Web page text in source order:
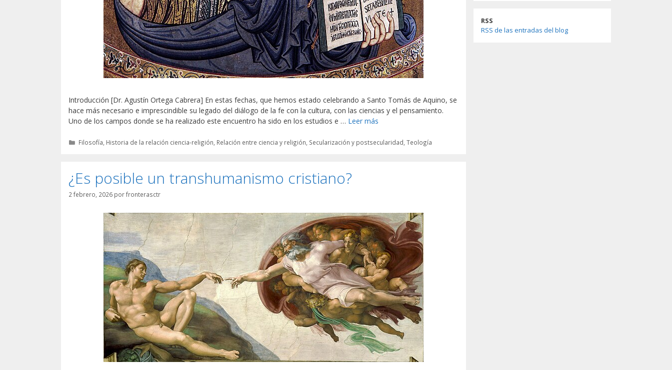
Introducción [Dr. Agustín Ortega Cabrera] En estas fechas, que hemos estado celebrando a Santo Tomás de Aquino, se
hace más necesario e imprescindible su legado del diálogo de la fe con la cultura, con las ciencias y el pensamiento.
Uno de los campos donde se ha realizado este encuentro ha sido en los estudios e … Leer más
Categorías
Filosofía, Historia de la relación ciencia-religión, Relación entre ciencia y religión, Secularización y postsecularidad,Teología
¿Es posible un transhumanismo cristiano?
2 febrero, 2026 porfronterasctr
RSS
RSS de las entradas del blog